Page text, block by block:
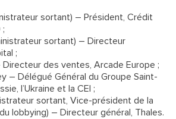
sortant) – Président, Crédit
sortant) – Directeur
;
des ventes, Arcade Europe ;
– Délégué Général du Groupe Saint-
l’Ukraine et la CEI ;
sortant, Vice-président de la
lobbying) – Directeur général, Thales.